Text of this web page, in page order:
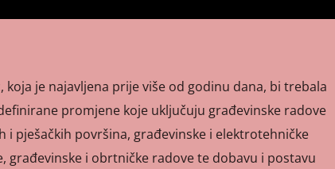
je najavljena prije više od godinu dana, bi trebala
promjene koje uključuju građevinske radove
i pješačkih površina, građevinske i elektrotehničke
građevinske i obrtničke radove te dobavu i postavu